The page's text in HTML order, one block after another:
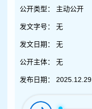
公开类型： 主动公开
发文字号： 无
发文日期： 无
公开主体： 无
发布日期： 2025.12.29